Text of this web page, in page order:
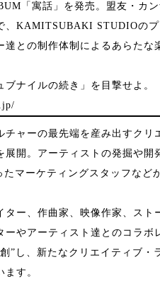
「寓話」を発売。盟友・カ
、KAMITSUBAKI STUDIOの
との制作体制によるあらたな
ナイルの続き」を目撃せよ。
ャーの最先端を産み出すクリ
開。アーティストの発掘や開
マーケティングスタッフなど
ー、作曲家、映像作家、スト
やアーティスト達とのコラボ
”し、新たなクリエイティブ・
す。